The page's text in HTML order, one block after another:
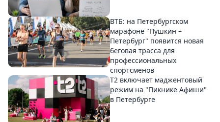
ВТБ: на Петербургском
марафоне "Пушкин –
Петербург" появится новая
беговая трасса для
профессиональных
спортсменов
Т2 включает маджентовый
режим на "Пикнике Афиши"
в Петербурге